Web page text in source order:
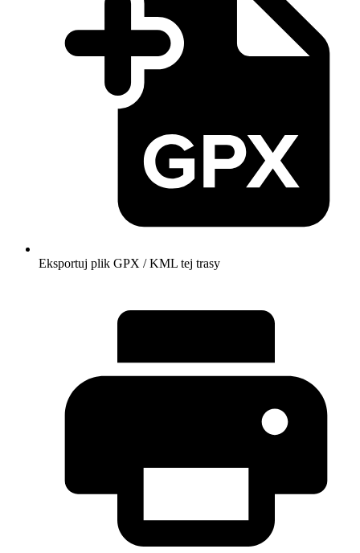
Eksportuj plik GPX / KML tej trasy